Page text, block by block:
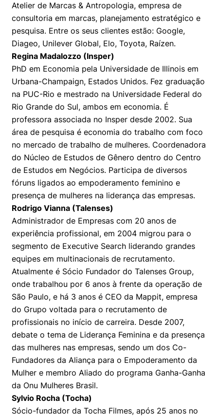
Atelier de Marcas & Antropologia, empresa de
consultoria em marcas, planejamento estratégico e
pesquisa. Entre os seus clientes estão: Google,
Diageo, Unilever Global, Elo, Toyota, Raízen.
Regina Madalozzo (Insper)
PhD em Economia pela Universidade de Illinois em
Urbana-Champaign, Estados Unidos. Fez graduação
na PUC-Rio e mestrado na Universidade Federal do
Rio Grande do Sul, ambos em economia. É
professora associada no Insper desde 2002. Sua
área de pesquisa é economia do trabalho com foco
no mercado de trabalho de mulheres. Coordenadora
do Núcleo de Estudos de Gênero dentro do Centro
de Estudos em Negócios. Participa de diversos
fóruns ligados ao empoderamento feminino e
presença de mulheres na liderança das empresas.
Rodrigo Vianna (Talenses)
Administrador de Empresas com 20 anos de
experiência profissional, em 2004 migrou para o
segmento de Executive Search liderando grandes
equipes em multinacionais de recrutamento.
Atualmente é Sócio Fundador do Talenses Group,
onde trabalhou por 6 anos à frente da operação de
São Paulo, e há 3 anos é CEO da Mappit, empresa
do Grupo voltada para o recrutamento de
profissionais no início de carreira. Desde 2007,
debate o tema de Liderança Feminina e da presença
das mulheres nas empresas, sendo um dos Co-
Fundadores da Aliança para o Empoderamento da
Mulher e membro Aliado do programa Ganha-Ganha
da Onu Mulheres Brasil.
Sylvio Rocha (Tocha)
Sócio-fundador da Tocha Filmes, após 25 anos no